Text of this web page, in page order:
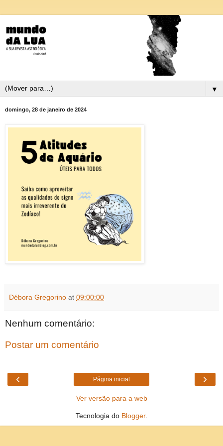
▼
domingo, 28 de janeiro de 2024
Débora Gregorino at 09:00:00
Nenhum comentário:
Postar um comentário
‹ ›
Página inicial
Ver versão para a web
Tecnologia do Blogger.